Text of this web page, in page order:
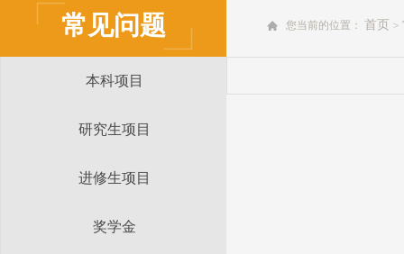
常见问题
本科项目
研究生项目
进修生项目
奖学金
您当前的位置： 首页 >